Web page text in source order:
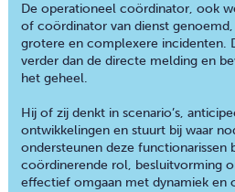
De operationeel coördinator, ook
of coördinator van dienst
grotere en complexere incidenten.
verder dan de directe melding en
het geheel.
Hij of zij denkt in scenario’s,
ontwikkelingen en stuurt bij waar
ondersteunen deze functionarissen
coördinerende rol, besluitvorming
effectief omgaan met dynamiek en